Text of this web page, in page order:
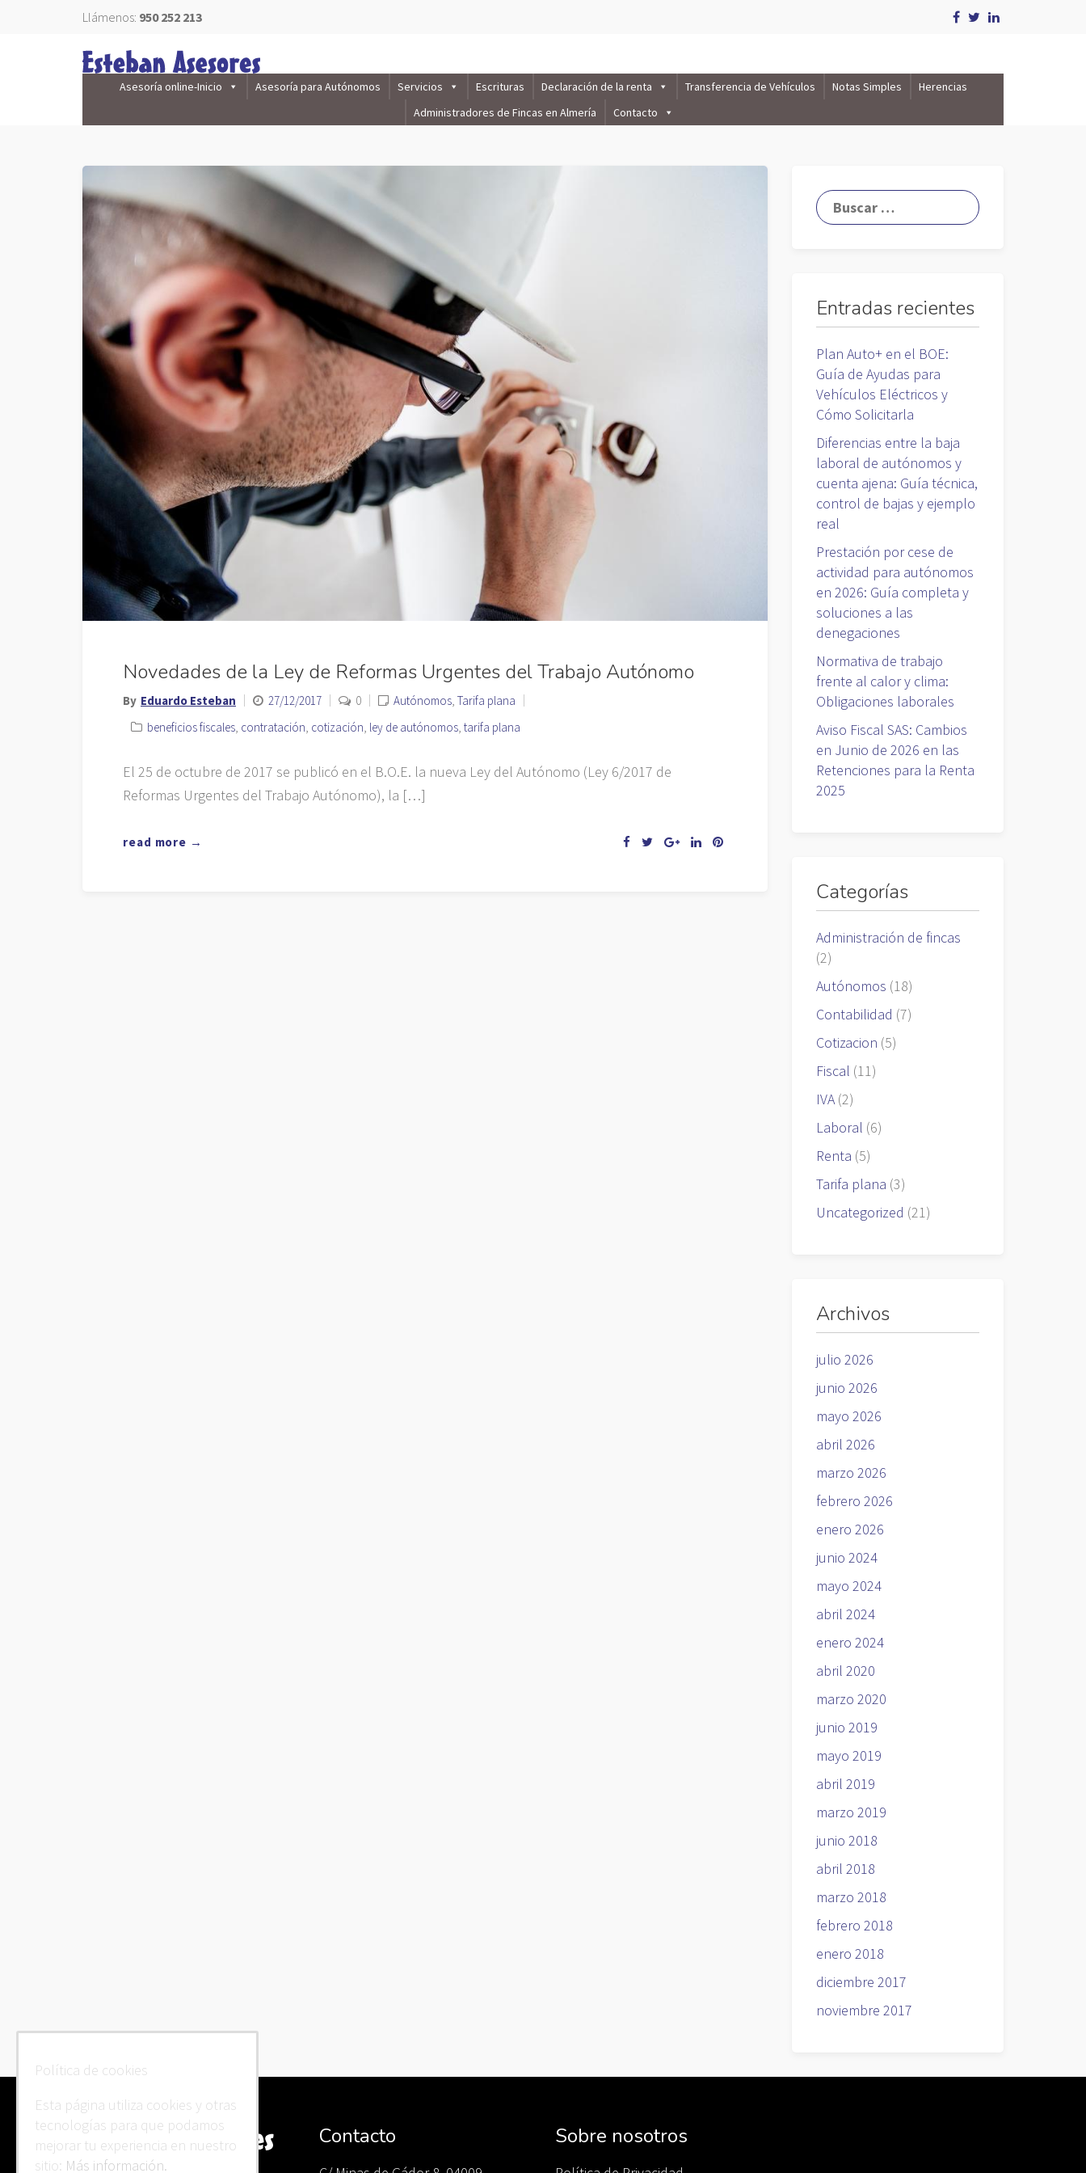
Llámenos: 950 252 213
Asesoría online-Inicio Asesoría para Autónomos Servicios Escrituras Declaración de la renta Transferencia de Vehículos Notas Simples
Herencias
Administradores de Fincas en Almería
Contacto
Novedades de la Ley de Reformas Urgentes del Trabajo Autónomo
By Eduardo Esteban 27/12/2017 0 Autónomos, Tarifa plana
beneficios fiscales, contratación, cotización, ley de autónomos, tarifa plana
El 25 de octubre de 2017 se publicó en el B.O.E. la nueva Ley del Autónomo (Ley 6/2017 de
Reformas Urgentes del Trabajo Autónomo), la […]
read more →
Entradas recientes
Plan Auto+ en el BOE:
Guía de Ayudas para
Vehículos Eléctricos y
Cómo Solicitarla
Diferencias entre la baja
laboral de autónomos y
cuenta ajena: Guía técnica,
control de bajas y ejemplo
real
Prestación por cese de
actividad para autónomos
en 2026: Guía completa y
soluciones a las
denegaciones
Normativa de trabajo
frente al calor y clima:
Obligaciones laborales
Aviso Fiscal SAS: Cambios
en Junio de 2026 en las
Retenciones para la Renta
2025
Categorías
Administración de fincas
(2)
Autónomos (18)
Contabilidad (7)
Cotizacion (5)
Fiscal (11)
IVA(2)
Laboral (6)
Renta (5)
Tarifa plana (3)
Uncategorized (21)
Archivos
julio 2026
junio 2026
mayo 2026
abril 2026
marzo 2026
febrero 2026
enero 2026
junio 2024
mayo 2024
abril 2024
enero 2024
abril 2020
marzo 2020
junio 2019
mayo 2019
abril 2019
marzo 2019
junio 2018
abril 2018
marzo 2018
febrero 2018
enero 2018
diciembre 2017
noviembre 2017
Contacto Sobre nosotros
Política de cookies
Esta página utiliza cookies y otras
tecnologías para que podamos
mejorar tu experiencia en nuestro
sitio: Más información.